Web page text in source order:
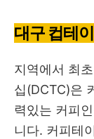
대구 컵테
지역에서 최
십(DCTC)은
력있는 커피
니다. 커피테